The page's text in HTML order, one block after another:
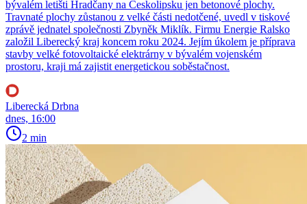
bývalém letišti Hradčany na Českolipsku jen betonové plochy.
Travnaté plochy zůstanou z velké části nedotčené, uvedl v tiskové
zprávě jednatel společnosti Zbyněk Miklík. Firmu Energie Ralsko
založil Liberecký kraj koncem roku 2024. Jejím úkolem je příprava
stavby velké fotovoltaické elektrárny v bývalém vojenském
prostoru, kraji má zajistit energetickou soběstačnost.
Liberecká Drbna
dnes, 16:00
2 min